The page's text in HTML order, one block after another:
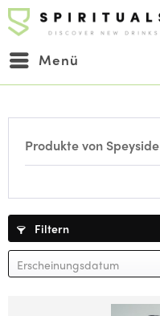
Menü
Produkte von Speyside
Filtern